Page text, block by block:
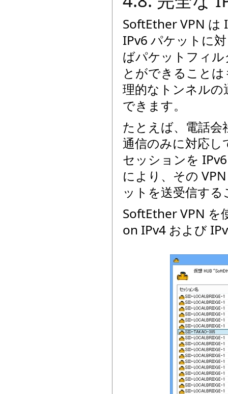
SoftEther VPN は
IPv6 パケットに
ばパケットフィ
とができること
理的なトンネル
できます。
たとえば、電話会
通信のみに対応
セッションを
により、その
ットを送受信す
SoftEther VPN を
on IPv4 および